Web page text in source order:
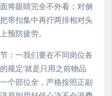
将眼睛完全不外看；对侧
带扣集中再拧两排相对头
预防疲劳。
：一我们要在不同岗位各
规定‘就是只用之前物品
个部位全，严格按照正副